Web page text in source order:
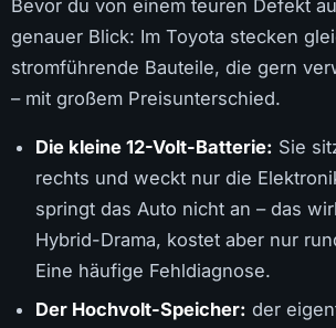
Bevor du von einem teuren Defekt
genauer Blick: Im Toyota stecken
stromführende Bauteile, die gern
– mit großem Preisunterschied.
Die kleine 12-Volt-Batterie: Sie
rechts und weckt nur die
springt das Auto nicht an – das
Hybrid-Drama, kostet aber nur
Eine häufige Fehldiagnose.
Der Hochvolt-Speicher: der